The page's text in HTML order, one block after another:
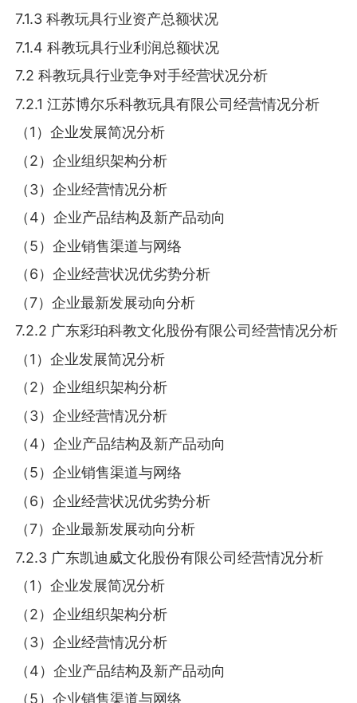
7.1.3 科教玩具行业资产总额状况
7.1.4 科教玩具行业利润总额状况
7.2 科教玩具行业竞争对手经营状况分析
7.2.1 江苏博尔乐科教玩具有限公司经营情况分析
（1）企业发展简况分析
（2）企业组织架构分析
（3）企业经营情况分析
（4）企业产品结构及新产品动向
（5）企业销售渠道与网络
（6）企业经营状况优劣势分析
（7）企业最新发展动向分析
7.2.2 广东彩珀科教文化股份有限公司经营情况分析
（1）企业发展简况分析
（2）企业组织架构分析
（3）企业经营情况分析
（4）企业产品结构及新产品动向
（5）企业销售渠道与网络
（6）企业经营状况优劣势分析
（7）企业最新发展动向分析
7.2.3 广东凯迪威文化股份有限公司经营情况分析
（1）企业发展简况分析
（2）企业组织架构分析
（3）企业经营情况分析
（4）企业产品结构及新产品动向
（5）企业销售渠道与网络